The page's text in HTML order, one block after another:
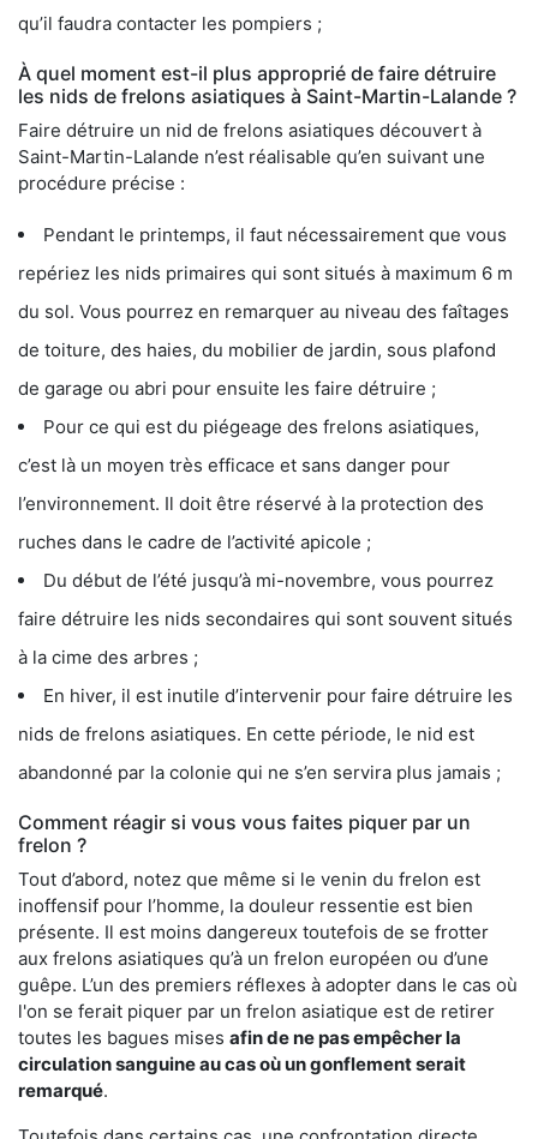
qu’il faudra contacter les pompiers ;
À quel moment est-il plus approprié de faire détruire
les nids de frelons asiatiques à Saint-Martin-Lalande ?
Faire détruire un nid de frelons asiatiques découvert à
Saint-Martin-Lalande n’est réalisable qu’en suivant une
procédure précise :
Pendant le printemps, il faut nécessairement que vous
repériez les nids primaires qui sont situés à maximum 6 m
du sol. Vous pourrez en remarquer au niveau des faîtages
de toiture, des haies, du mobilier de jardin, sous plafond
de garage ou abri pour ensuite les faire détruire ;
Pour ce qui est du piégeage des frelons asiatiques,
c’est là un moyen très efficace et sans danger pour
l’environnement. Il doit être réservé à la protection des
ruches dans le cadre de l’activité apicole ;
Du début de l’été jusqu’à mi-novembre, vous pourrez
faire détruire les nids secondaires qui sont souvent situés
à la cime des arbres ;
En hiver, il est inutile d’intervenir pour faire détruire les
nids de frelons asiatiques. En cette période, le nid est
abandonné par la colonie qui ne s’en servira plus jamais ;
Comment réagir si vous vous faites piquer par un
frelon ?
Tout d’abord, notez que même si le venin du frelon est
inoffensif pour l’homme, la douleur ressentie est bien
présente. Il est moins dangereux toutefois de se frotter
aux frelons asiatiques qu’à un frelon européen ou d’une
guêpe. L’un des premiers réflexes à adopter dans le cas où
l'on se ferait piquer par un frelon asiatique est de retirer
toutes les bagues mises afin de ne pas empêcher la
circulation sanguine au cas où un gonflement serait
remarqué.